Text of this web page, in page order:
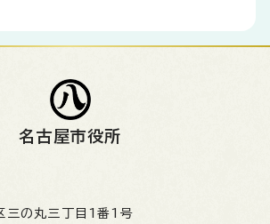
名古屋市役所
三の丸三丁目1番1号